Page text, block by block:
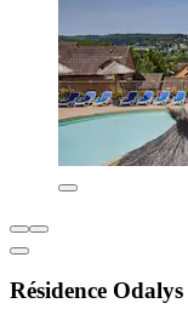
Résidence